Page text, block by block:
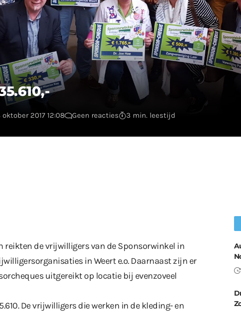
2017 12:08 Geen reacties 3 min. leestijd
reikten de vrijwilligers van de Sponsorwinkel in
in Weert e.o. Daarnaast zijn er
uitgereikt op locatie bij evenzoveel
De vrijwilligers die werken in de kleding- en